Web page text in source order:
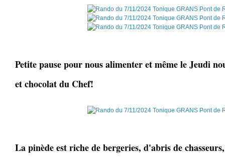
Petite pause pour nous alimenter et même le Jeudi
et chocolat du Chef!
La pinède est riche de bergeries, d'abris de